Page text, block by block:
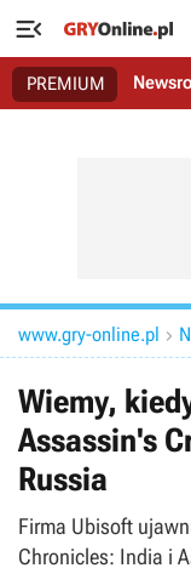

PREMIUM
www.gry-online.pl 
Wiemy,
Assassin's
Russia
Firma Ubisoft
Chronicles: India i